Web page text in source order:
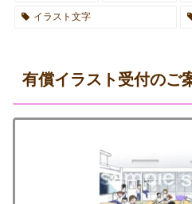
イラスト文字
有償イラスト受付のご